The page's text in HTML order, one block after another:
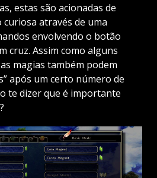
estas são acionadas de
através de uma
envolvendo o botão
cruz. Assim como alguns
magias também podem
após um certo número de
te dizer que é importante